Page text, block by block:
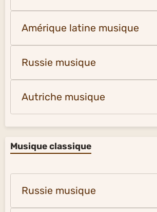
Amérique latine musique
Russie musique
Autriche musique
Musique classique
Russie musique